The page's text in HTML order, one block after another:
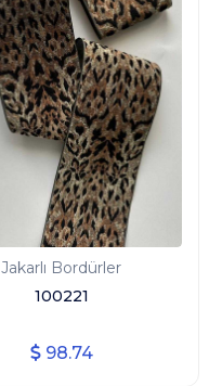
Jakarlı Bordürler
100221
98.74